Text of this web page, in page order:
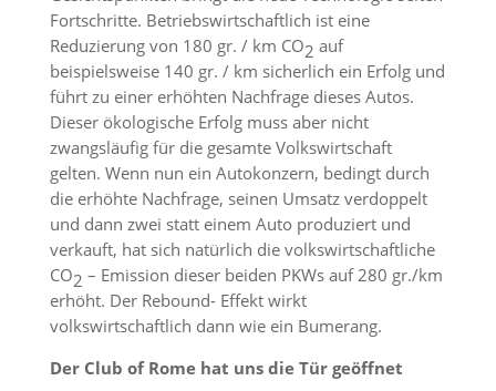
Fortschritte. Betriebswirtschaftlich ist eine
Reduzierung von 180 gr. / km CO2 auf
beispielsweise 140 gr. / km sicherlich ein Erfolg und
führt zu einer erhöhten Nachfrage dieses Autos.
Dieser ökologische Erfolg muss aber nicht
zwangsläufig für die gesamte Volkswirtschaft
gelten. Wenn nun ein Autokonzern, bedingt durch
die erhöhte Nachfrage, seinen Umsatz verdoppelt
und dann zwei statt einem Auto produziert und
verkauft, hat sich natürlich die volkswirtschaftliche
CO2 – Emission dieser beiden PKWs auf 280 gr./km
erhöht. Der Rebound- Effekt wirkt
volkswirtschaftlich dann wie ein Bumerang.
Der Club of Rome hat uns die Tür geöffnet